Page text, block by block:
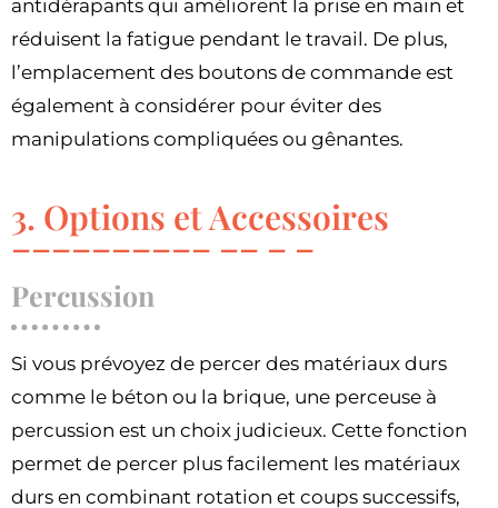
antidérapants qui améliorent la prise en main et
réduisent la fatigue pendant le travail. De plus,
l’emplacement des boutons de commande est
également à considérer pour éviter des
manipulations compliquées ou gênantes.
3. Options et Accessoires
Percussion
Si vous prévoyez de percer des matériaux durs
comme le béton ou la brique, une perceuse à
percussion est un choix judicieux. Cette fonction
permet de percer plus facilement les matériaux
durs en combinant rotation et coups successifs,